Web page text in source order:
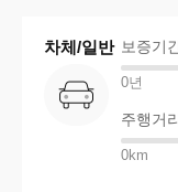
차체/일반 보증기
0년
주행거
0km